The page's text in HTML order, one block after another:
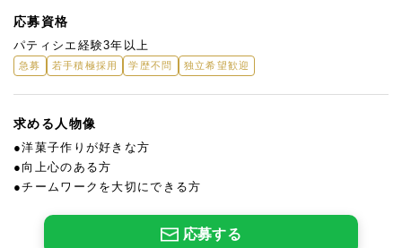
応募資格
パティシエ経験3年以上
急募 若手積極採用 学歴不問 独立希望歓迎
求める人物像
●洋菓子作りが好きな方
●向上心のある方
●チームワークを大切にできる方
応募する